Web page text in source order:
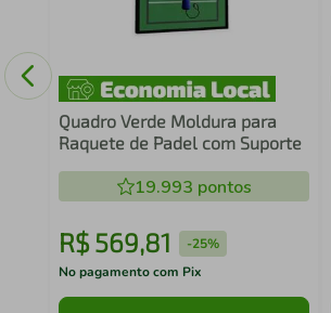
Quadro Verde Moldura para
Raquete de Padel com Suporte
19.993 pontos
R$ 569,81 -25%
No pagamento com Pix